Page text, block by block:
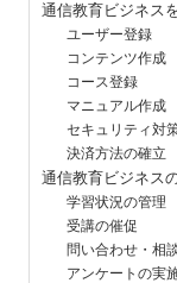
通信教育ビジネス
ユーザー登録
コンテンツ作成
コース登録
マニュアル作成
セキュリティ対
決済方法の確立
通信教育ビジネス
学習状況の管理
受講の催促
問い合わせ・相
アンケートの実